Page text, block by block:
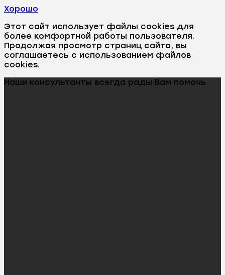
Хорошо
Этот сайт использует файлы cookies для
более комфортной работы пользователя.
Продолжая просмотр страниц сайта, вы
соглашаетесь с использованием файлов
cookies.
Наши консультанты всегда рады Вам помочь